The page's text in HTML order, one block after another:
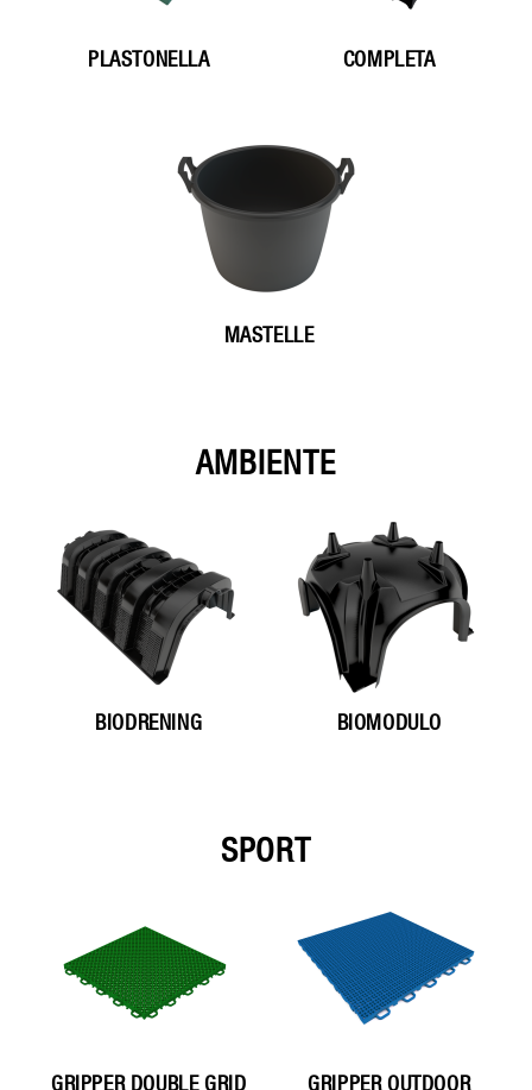
PLASTONELLA COMPLETA
MASTELLE
AMBIENTE
BIODRENING BIOMODULO
SPORT
GRIPPER DOUBLE GRID GRIPPER OUTDOOR